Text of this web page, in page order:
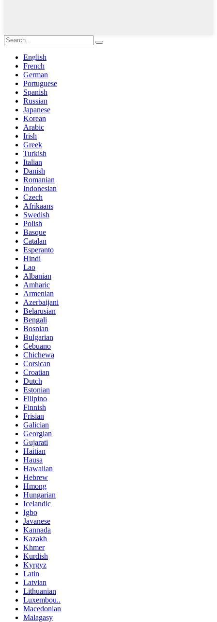
English
French
German
Portuguese
Spanish
Russian
Japanese
Korean
Arabic
Irish
Greek
Turkish
Italian
Danish
Romanian
Indonesian
Czech
Afrikaans
Swedish
Polish
Basque
Catalan
Esperanto
Hindi
Lao
Albanian
Amharic
Armenian
Azerbaijani
Belarusian
Bengali
Bosnian
Bulgarian
Cebuano
Chichewa
Corsican
Croatian
Dutch
Estonian
Filipino
Finnish
Frisian
Galician
Georgian
Gujarati
Haitian
Hausa
Hawaiian
Hebrew
Hmong
Hungarian
Icelandic
Igbo
Javanese
Kannada
Kazakh
Khmer
Kurdish
Kyrgyz
Latin
Latvian
Lithuanian
Luxembou..
Macedonian
Malagasy